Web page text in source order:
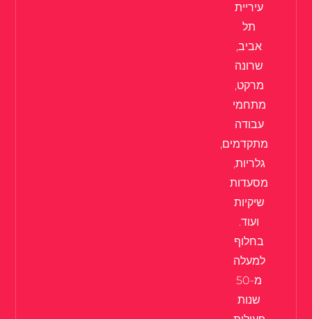
עיריית
תל
אביב,
שרונה
מרקט,
מתחמי
עבודה
מתקדמים,
גלריות,
מסעדות
שיקיות
ועוד.
בחלוף
למעלה
מ-50
שנות